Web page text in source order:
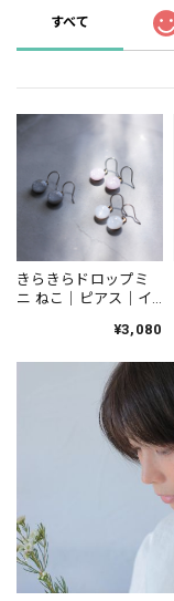
すべて
きらきらドロップミ
ニ ねこ｜ピアス｜イ
¥3,080